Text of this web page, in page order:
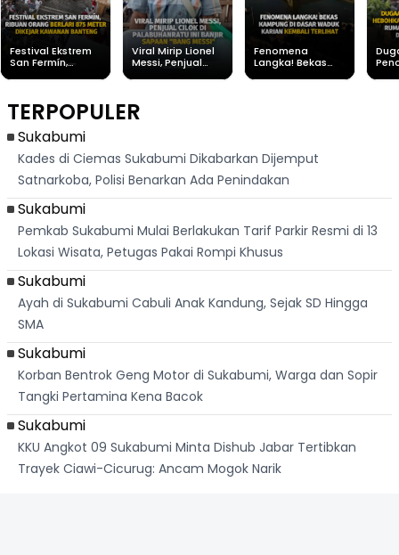
Festival Ekstrem
San Fermín,
Banteng
Viral Mirip Lionel
Messi, Penjual
"Bang Messi"
Fenomena
Langka! Bekas
TERPOPULER
Sukabumi
Kades di Ciemas Sukabumi Dikabarkan Dijemput
Satnarkoba, Polisi Benarkan Ada Penindakan
Sukabumi
Pemkab Sukabumi Mulai Berlakukan Tarif Parkir Resmi di 13
Lokasi Wisata, Petugas Pakai Rompi Khusus
Sukabumi
Ayah di Sukabumi Cabuli Anak Kandung, Sejak SD Hingga
SMA
Sukabumi
Korban Bentrok Geng Motor di Sukabumi, Warga dan Sopir
Tangki Pertamina Kena Bacok
Sukabumi
KKU Angkot 09 Sukabumi Minta Dishub Jabar Tertibkan
Trayek Ciawi-Cicurug: Ancam Mogok Narik